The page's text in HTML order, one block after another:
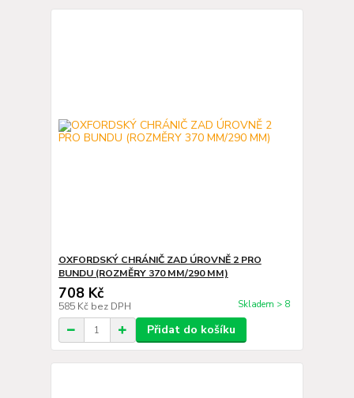
OXFORDSKÝ CHRÁNIČ ZAD ÚROVNĚ 2 PRO
BUNDU (ROZMĚRY 370 MM/290 MM)
708 Kč
585 Kč bez DPH Skladem > 8
Přidat do košíku